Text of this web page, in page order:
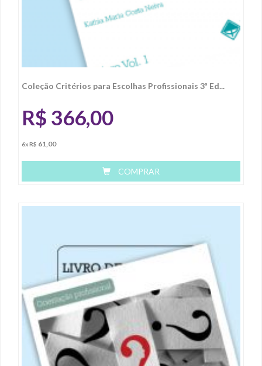
Coleção Critérios para Escolhas Profissionais 3ª Ed...
R$ 366,00
6x R$ 61,00
COMPRAR